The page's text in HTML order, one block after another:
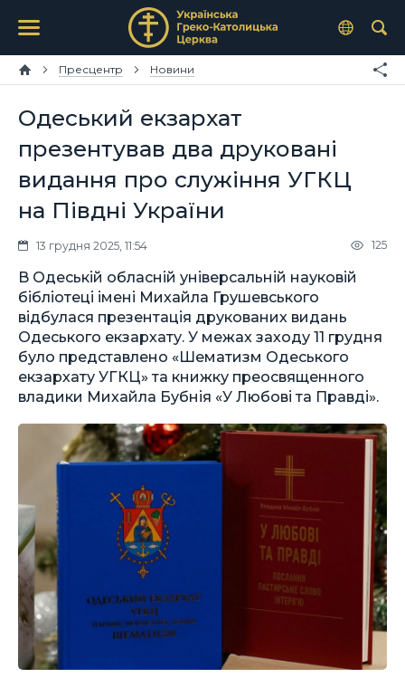
Пресцентр Новини
Одеський екзархат
презентував два друковані
видання про служіння УГКЦ
на Півдні України
13 грудня 2025, 11:54 125
В Одеській обласній універсальній науковій
бібліотеці імені Михайла Грушевського
відбулася презентація друкованих видань
Одеського екзархату. У межах заходу 11 грудня
було представлено «Шематизм Одеського
екзархату УГКЦ» та книжку преосвященного
владики Михайла Бубнія «У Любові та Правді».